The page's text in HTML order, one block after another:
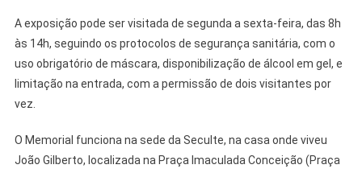
A exposição pode ser visitada de segunda a sexta-feira, das 8h
às 14h, seguindo os protocolos de segurança sanitária, com o
uso obrigatório de máscara, disponibilização de álcool em gel, e
limitação na entrada, com a permissão de dois visitantes por
vez.
O Memorial funciona na sede da Seculte, na casa onde viveu
João Gilberto, localizada na Praça Imaculada Conceição (Praça